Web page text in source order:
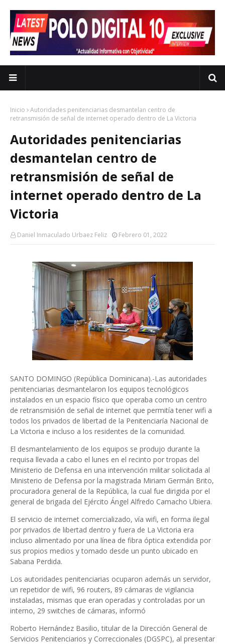
Inicio
Autoridades penitenciarias desmantelan centro de
retransmisión de señal de internet operado dentro de La Victoria
Autoridades penitenciarias
desmantelan centro de
retransmisión de señal de
internet operado dentro de La
Victoria
Daniel Inmaculado Urbaez Feliz Febrero 01, 2022
SANTO DOMINGO (República Dominicana).-Las autoridades
penitenciarias desmantelaron los equipos tecnológicos
instalados en un espacio físico que operaba como un centro
de retransmisión de señal de internet que permitía tener wifi a
todos los privados de libertad de la Penitenciaría Nacional de
La Victoria e incluso a los residentes de la comunidad.
El desmantelamiento de los equipos se produjo durante la
requisa llevada a cabo el lunes en el recinto por tropas del
Ministerio de Defensa en una intervención militar solicitada al
Ministerio de Defensa por la magistrada Miriam Germán Brito,
procuradora general de la República, la cual fue dirigida por el
general de brigada del Ejército Ángel Alfredo Camacho Ubiera.
El servicio de internet comercializado, vía wifi, en forma ilegal
por privados de libertad dentro y fuera de La Victoria era
incluso alimentado por una línea de fibra óptica extendida por
sus propios medios y tomado desde un punto ubicado en
Sabana Perdida.
Los autoridades penitenciarias ocuparon además un servidor,
un repetidor de wifi, 96 routers, 89 cámaras de vigilancia
instaladas, mismas que eran operadas y controladas por un
interno, 29 switches de cámaras, informó
Roberto Hernández Basilio, titular de la Dirección General de
Servicios Penitenciarios y Correccionales (DGSPC), al presentar